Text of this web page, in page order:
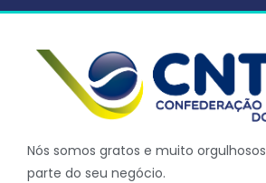
Nós somos gratos e muito
parte do seu negócio.